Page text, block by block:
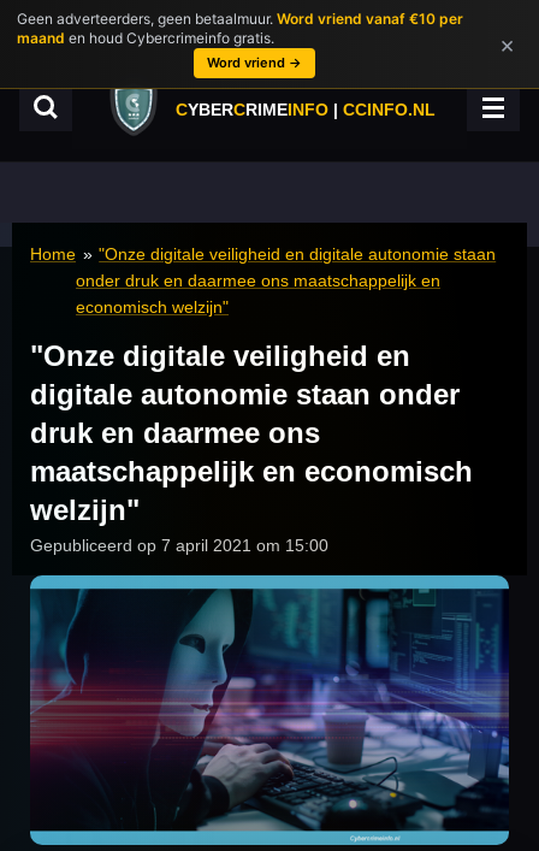
Geen adverteerders, geen betaalmuur. Word vriend vanaf €10 per
maand en houd Cybercrimeinfo gratis.
Word vriend →
×
Ga
direct
hoofdinhoud
CYBERCRIMEINFO | CCINFO.NL
Home » "Onze digitale veiligheid en digitale autonomie staan
onder druk en daarmee ons maatschappelijk en
economisch welzijn"
"Onze digitale veiligheid en
digitale autonomie staan onder
druk en daarmee ons
maatschappelijk en economisch
welzijn"
Gepubliceerd op 7 april 2021 om 15:00